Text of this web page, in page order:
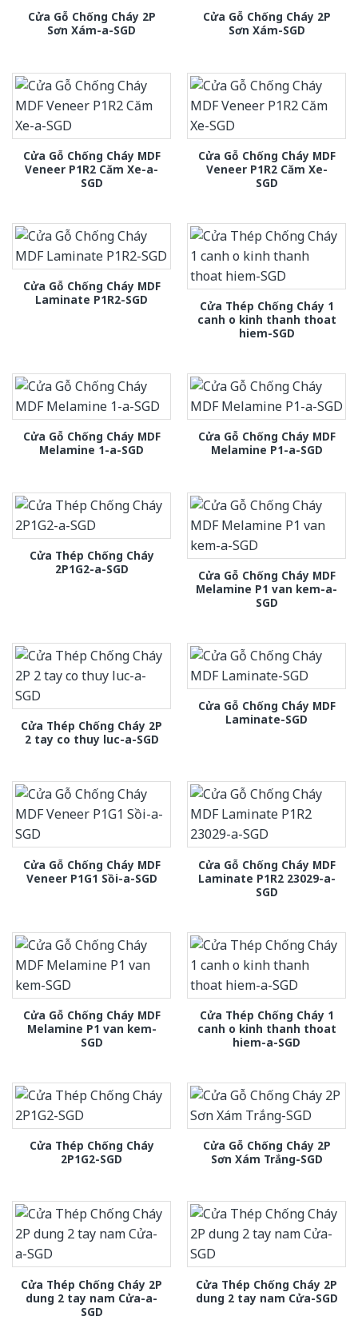
Cửa Gỗ Chống Cháy 2P
Sơn Xám-a-SGD
Cửa Gỗ Chống Cháy 2P
Sơn Xám-SGD
Cửa Gỗ Chống Cháy MDF
Veneer P1R2 Căm Xe-a-
SGD
Cửa Gỗ Chống Cháy MDF
Veneer P1R2 Căm Xe-
SGD
Cửa Gỗ Chống Cháy MDF
Laminate P1R2-SGD
Cửa Thép Chống Cháy 1
canh o kinh thanh thoat
hiem-SGD
Cửa Gỗ Chống Cháy MDF
Melamine 1-a-SGD
Cửa Gỗ Chống Cháy MDF
Melamine P1-a-SGD
Cửa Thép Chống Cháy
2P1G2-a-SGD
Cửa Gỗ Chống Cháy MDF
Melamine P1 van kem-a-
SGD
Cửa Thép Chống Cháy 2P
2 tay co thuy luc-a-SGD
Cửa Gỗ Chống Cháy MDF
Laminate-SGD
Cửa Gỗ Chống Cháy MDF
Veneer P1G1 Sồi-a-SGD
Cửa Gỗ Chống Cháy MDF
Laminate P1R2 23029-a-
SGD
Cửa Gỗ Chống Cháy MDF
Melamine P1 van kem-
SGD
Cửa Thép Chống Cháy 1
canh o kinh thanh thoat
hiem-a-SGD
Cửa Thép Chống Cháy
2P1G2-SGD
Cửa Gỗ Chống Cháy 2P
Sơn Xám Trắng-SGD
Cửa Thép Chống Cháy 2P
dung 2 tay nam Cửa-a-
SGD
Cửa Thép Chống Cháy 2P
dung 2 tay nam Cửa-SGD